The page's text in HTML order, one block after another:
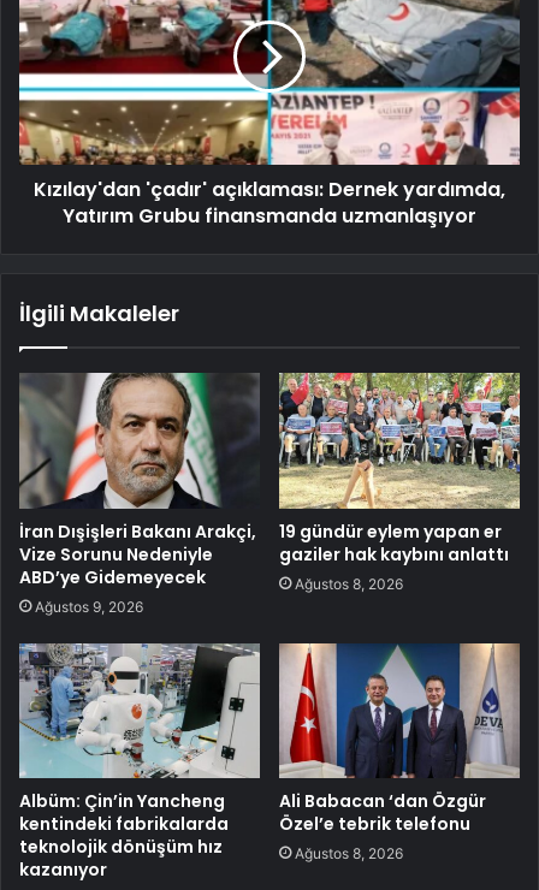
Kızılay'dan 'çadır' açıklaması: Dernek yardımda,
Yatırım Grubu finansmanda uzmanlaşıyor
İlgili Makaleler
İran Dışişleri Bakanı Arakçi,
Vize Sorunu Nedeniyle
ABD’ye Gidemeyecek
Ağustos 9, 2026
19 gündür eylem yapan er
gaziler hak kaybını anlattı
Ağustos 8, 2026
Albüm: Çin’in Yancheng
kentindeki fabrikalarda
teknolojik dönüşüm hız
kazanıyor
Ali Babacan ‘dan Özgür
Özel’e tebrik telefonu
Ağustos 8, 2026